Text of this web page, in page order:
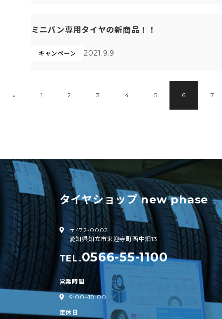
ミニバン専用タイヤの新商品！！
キャンペーン 2021.9.9
« 1 2 3 4 5 6 7
タイヤショップ new phase
〒472-0002
愛知県知立市来迎寺町西中畑13
TEL.0566-55-1100
営業時間
9:00~18:00
定休日